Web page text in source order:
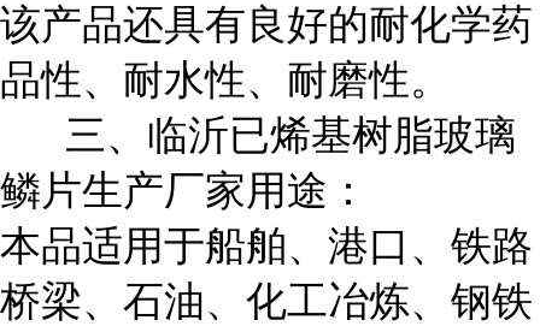
该产品还具有良好的耐化学药
品性、耐水性、耐磨性。
三、临沂已烯基树脂玻璃
鳞片生产厂家用途：
本品适用于船舶、港口、铁路
桥梁、石油、化工冶炼、钢铁